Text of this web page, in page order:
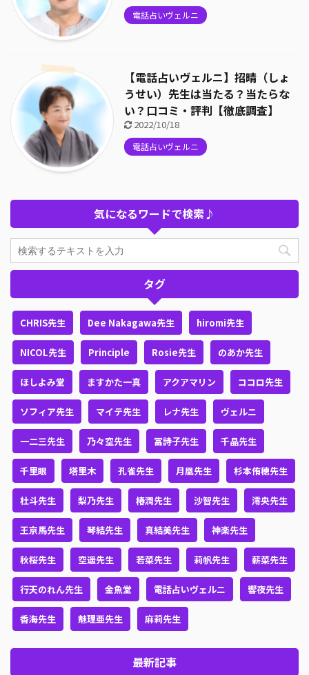
電話占いヴェルニ
【電話占いヴェルニ】招晴（しょ
うせい）先生は当たる？当たらな
い？口コミ・評判【徹底調査】
2022/10/18
電話占いヴェルニ
気になるワードで検索♪
タグ
CHRIS先生 Dee Nakagawa先生 hiromi先生
NICOL先生 Principle Rosie先生 のあか先生
ほしよみ堂 ますかた一真 アクアマリン ココロ先生
ソフィア先生 マイテ先生 レナ先生 ヴェルニ
一二三先生 乃々空先生 冨詩子先生 千晶先生
千里眼 塔里木 孔雀先生 月凰先生 杉本侑穂先生
杜斗先生 梨乃先生 椿潤先生 沙智先生 澪央先生
王京馬先生 琴結先生 真結美先生 神楽先生
秋桜先生 空遥先生 若菜先生 莉帆先生 薪菜先生
行天のれん先生 金魚堂 電話占いヴェルニ 響夜先生
香海先生 魅理亜先生 麻莉先生
最新記事